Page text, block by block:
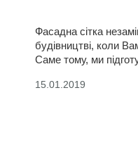
Фасадна сітка
будівництві, коли
Саме тому, ми
15.01.2019